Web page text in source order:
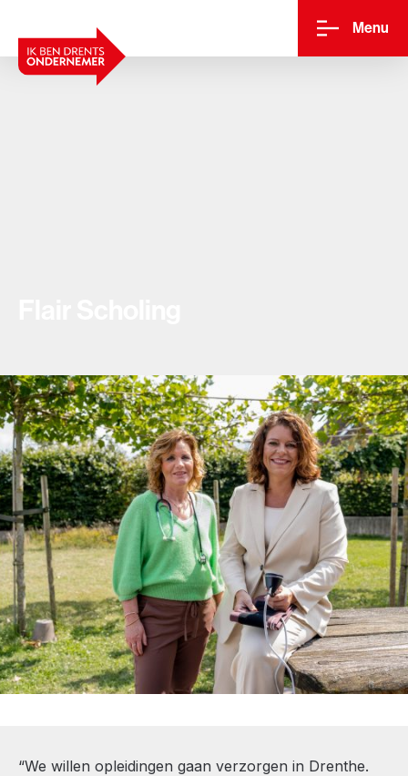
Menu
“Ik Ben Drents Ondernemer bracht
structuur aan in de groeiplannen!”
Cindy Menke – Flair Scholing
“We willen opleidingen gaan verzorgen in Drenthe.